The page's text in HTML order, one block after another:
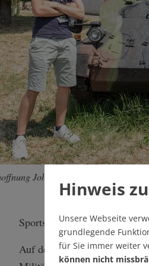
Johannes aus Koblenz mit
Sportschütze. Viele seiner
Auf den ersten Blick sind auf
Hinweis
Unsere Webseite
grundlegende
für Sie immer weiter
können nicht